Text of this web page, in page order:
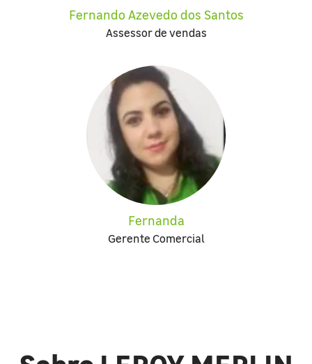
Fernando Azevedo dos Santos
Assessor de vendas
Fernanda
Gerente Comercial